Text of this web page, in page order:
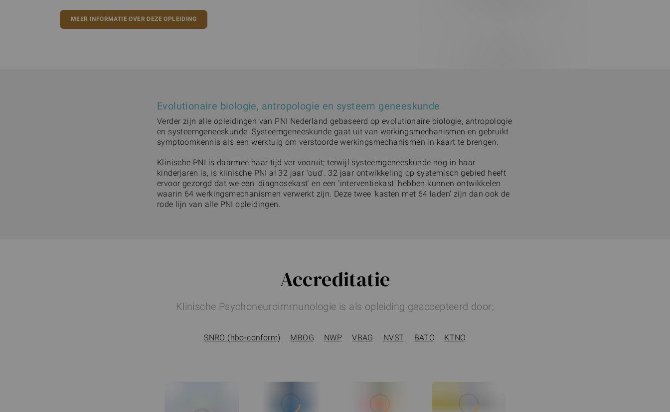
MEER INFORMATIE OVER DEZE OPLEIDING
Evolutionaire biologie, antropologie en systeem geneeskunde
Verder zijn alle opleidingen van PNI Nederland gebaseerd op evolutionaire biologie, antropologie
en systeemgeneeskunde. Systeemgeneeskunde gaat uit van werkingsmechanismen en gebruikt
symptoomkennis als een werktuig om verstoorde werkingsmechanismen in kaart te brengen.
Klinische PNI is daarmee haar tijd ver vooruit; terwijl systeemgeneeskunde nog in haar
kinderjaren is, is klinische PNI al 32 jaar 'oud'. 32 jaar ontwikkeling op systemisch gebied heeft
ervoor gezorgd dat we een 'diagnosekast' en een 'interventiekast' hebben kunnen ontwikkelen
waarin 64 werkingsmechanismen verwerkt zijn. Deze twee 'kasten met 64 laden' zijn dan ook de
rode lijn van alle PNI opleidingen.
Accreditatie
Klinische Psychoneuroimmunologie is als opleiding geaccepteerd door;
SNRO (hbo-conform) MBOG NWP VBAG NVST BATC KTNO